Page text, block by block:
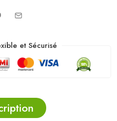
et Sécurisé